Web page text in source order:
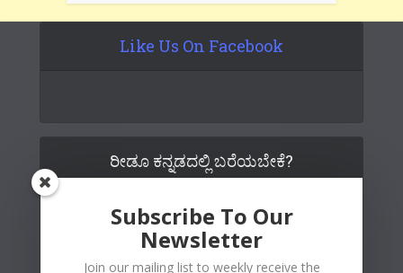
Like Us On Facebook
ರೀಡೂ ಕನ್ನಡದಲ್ಲಿ ಬರೆಯಬೇಕೆ?
Subscribe To Our
Newsletter
Join our mailing list to weekly receive the